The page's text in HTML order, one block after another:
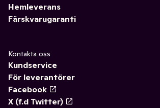
Hemleverans
Färskvarugaranti
Kontakta oss
Kundservice
För leverantörer
Facebook
X (f.d Twitter)